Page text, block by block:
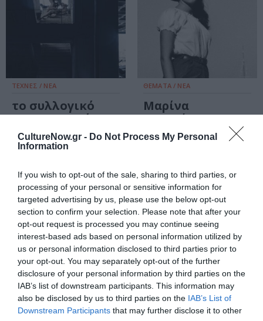
CultureNow.gr - Do Not Process My Personal
Information
If you wish to opt-out of the sale, sharing to third parties, or
processing of your personal or sensitive information for
targeted advertising by us, please use the below opt-out
section to confirm your selection. Please note that after your
opt-out request is processed you may continue seeing
interest-based ads based on personal information utilized by
us or personal information disclosed to third parties prior to
your opt-out. You may separately opt-out of the further
disclosure of your personal information by third parties on the
IAB’s list of downstream participants. This information may
also be disclosed by us to third parties on the IAB’s List of
Downstream Participants that may further disclose it to other
ΤΕΧΝΕΣ / ΝΕΑ
το συλλογικό
γουργουρητό:
Ομαδική έκθεση
στο κτίριο
Χαλανδρίου
ΘΕΜΑΤΑ / ΝΕΑ
Μαρίνα
Καραγάτση:
Έφυγε από τη
ζωή σε ηλικία 88
ΤΕΧΝΕΣ / ΝΕΑ
ΜΟΥΣΙΚΗ / ΜΟΥΣΙΚΑ ΝΕΑ
Γιώργος
Κουρουπός –
Αρχή του κόσμου
πράσινη: Νέο
άλμπουμ με 25
μελοποιημένα
ποιήματα